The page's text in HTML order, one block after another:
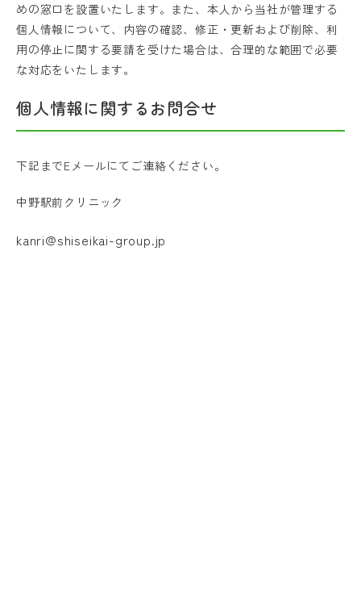
めの窓口を設置いたします。また、本人から当社が管理する
個人情報について、内容の確認、修正・更新および削除、利
用の停止に関する要請を受けた場合は、合理的な範囲で必要
な対応をいたします。
個人情報に関するお問合せ
下記までEメールにてご連絡ください。
中野駅前クリニック
kanri@shiseikai-group.jp